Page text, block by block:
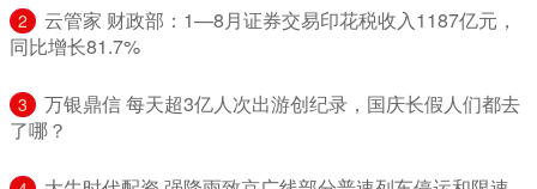
2
​云管家 财政部：1—8月证券交易印花税收入1187亿元，
同比增长81.7%
3
​万银鼎信 每天超3亿人次出游创纪录，国庆长假人们都去
了哪？